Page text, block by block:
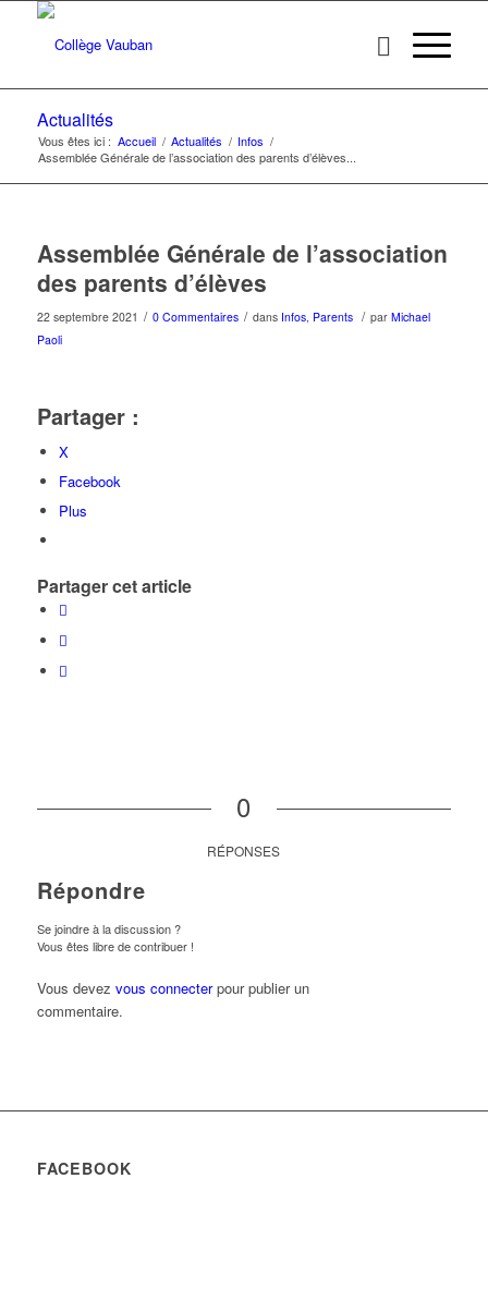
Actualités
Vous êtes ici : Accueil / Actualités / Infos /
Assemblée Générale de l’association des parents d’élèves...
Assemblée Générale de l’association
des parents d’élèves
22 septembre 2021 / 0 Commentaires / dans Infos, Parents / par Michael
Paoli
Partager :
X
Facebook
Plus
Partager cet article
0
RÉPONSES
Répondre
Se joindre à la discussion ?
Vous êtes libre de contribuer !
Vous devez vous connecterpour publier un
commentaire.
FACEBOOK